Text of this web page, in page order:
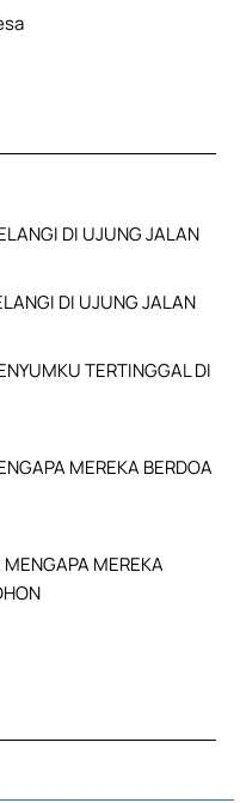
DI UJUNG JALAN
DI UJUNG JALAN
TERTINGGAL DI
MEREKA BERDOA
MENGAPA MEREKA